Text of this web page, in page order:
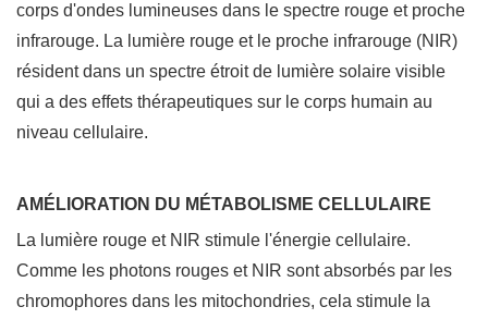
corps d'ondes lumineuses dans le spectre rouge et proche
infrarouge. La lumière rouge et le proche infrarouge (NIR)
résident dans un spectre étroit de lumière solaire visible
qui a des effets thérapeutiques sur le corps humain au
niveau cellulaire.
AMÉLIORATION DU MÉTABOLISME CELLULAIRE
La lumière rouge et NIR stimule l'énergie cellulaire.
Comme les photons rouges et NIR sont absorbés par les
chromophores dans les mitochondries, cela stimule la